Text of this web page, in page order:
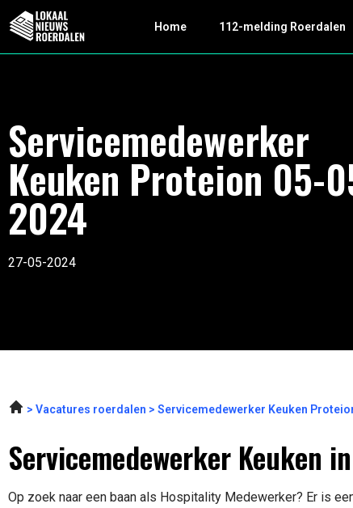
Home 112-melding Roerdalen
Servicemedewerker
Keuken Proteion 05-
2024
27-05-2024
Vacatures roerdalen Servicemedewerker Keuken
Servicemedewerker Keuken
Op zoek naar een baan als Hospitality Medewerker? Er is